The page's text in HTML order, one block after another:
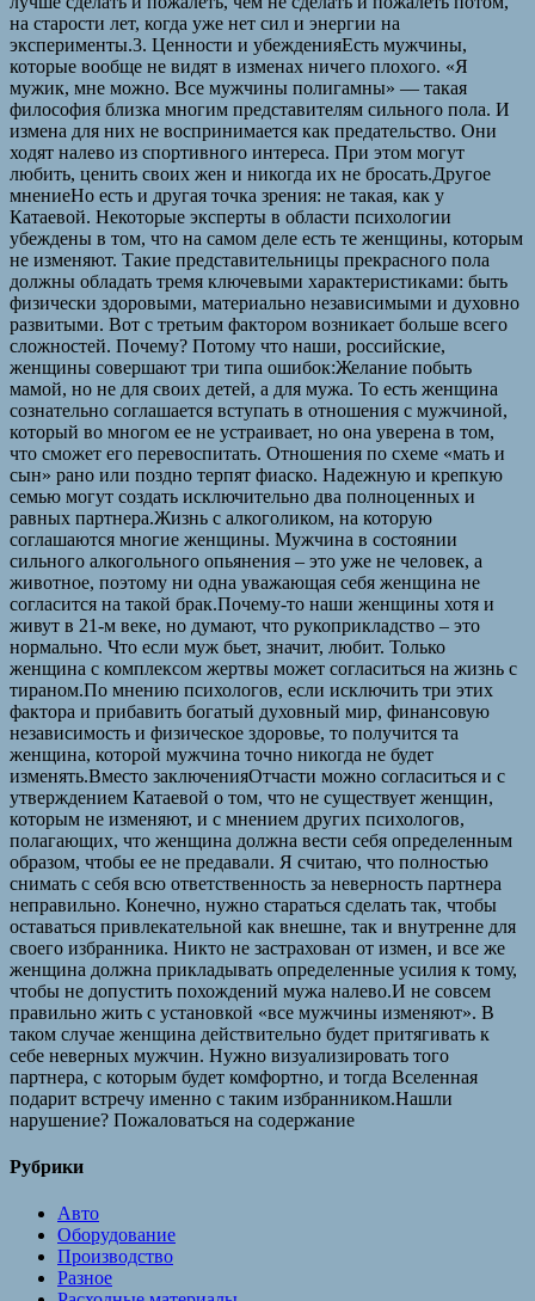
на старости лет, когда уже нет сил и энергии на
эксперименты.3. Ценности и убежденияЕсть мужчины,
которые вообще не видят в изменах ничего плохого. «Я
мужик, мне можно. Все мужчины полигамны» — такая
философия близка многим представителям сильного пола. И
измена для них не воспринимается как предательство. Они
ходят налево из спортивного интереса. При этом могут
любить, ценить своих жен и никогда их не бросать.Другое
мнениеНо есть и другая точка зрения: не такая, как у
Катаевой. Некоторые эксперты в области психологии
убеждены в том, что на самом деле есть те женщины, которым
не изменяют. Такие представительницы прекрасного пола
должны обладать тремя ключевыми характеристиками: быть
физически здоровыми, материально независимыми и духовно
развитыми. Вот с третьим фактором возникает больше всего
сложностей. Почему? Потому что наши, российские,
женщины совершают три типа ошибок:Желание побыть
мамой, но не для своих детей, а для мужа. То есть женщина
сознательно соглашается вступать в отношения с мужчиной,
который во многом ее не устраивает, но она уверена в том,
что сможет его перевоспитать. Отношения по схеме «мать и
сын» рано или поздно терпят фиаско. Надежную и крепкую
семью могут создать исключительно два полноценных и
равных партнера.Жизнь с алкоголиком, на которую
соглашаются многие женщины. Мужчина в состоянии
сильного алкогольного опьянения – это уже не человек, а
животное, поэтому ни одна уважающая себя женщина не
согласится на такой брак.Почему-то наши женщины хотя и
живут в 21-м веке, но думают, что рукоприкладство – это
нормально. Что если муж бьет, значит, любит. Только
женщина с комплексом жертвы может согласиться на жизнь с
тираном.По мнению психологов, если исключить три этих
фактора и прибавить богатый духовный мир, финансовую
независимость и физическое здоровье, то получится та
женщина, которой мужчина точно никогда не будет
изменять.Вместо заключенияОтчасти можно согласиться и с
утверждением Катаевой о том, что не существует женщин,
которым не изменяют, и с мнением других психологов,
полагающих, что женщина должна вести себя определенным
образом, чтобы ее не предавали. Я считаю, что полностью
снимать с себя всю ответственность за неверность партнера
неправильно. Конечно, нужно стараться сделать так, чтобы
оставаться привлекательной как внешне, так и внутренне для
своего избранника. Никто не застрахован от измен, и все же
женщина должна прикладывать определенные усилия к тому,
чтобы не допустить похождений мужа налево.И не совсем
правильно жить с установкой «все мужчины изменяют». В
таком случае женщина действительно будет притягивать к
себе неверных мужчин. Нужно визуализировать того
партнера, с которым будет комфортно, и тогда Вселенная
подарит встречу именно с таким избранником.Нашли
нарушение? Пожаловаться на содержание
Рубрики
Авто
Оборудование
Производство
Разное